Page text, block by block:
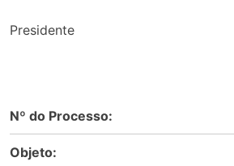
Presidente
Nº do Processo:
Objeto: